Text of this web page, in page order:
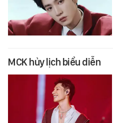
MCK hủy lịch biểu diễn